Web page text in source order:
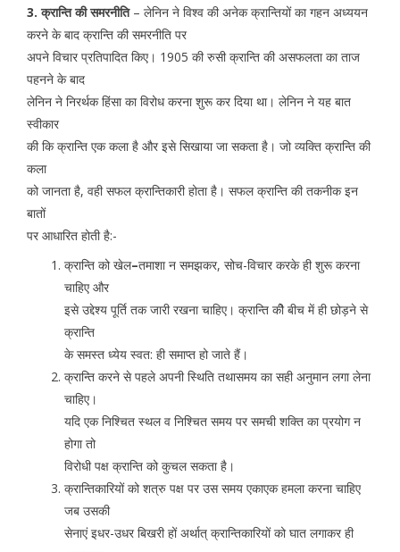
3. क्रान्ति की समरनीति– लेनिन ने विश्व की अनेक क्रान्तियों का गहन अध्ययन
करने के बाद क्रान्ति की समरनीति पर
अपने विचार प्रतिपादित किए। 1905 की रुसी क्रान्ति की असफलता का ताज
पहनने के बाद
लेनिन ने निरर्थक हिंसा का विरोध करना शुरू कर दिया था। लेनिन ने यह बात
स्वीकार
की कि क्रान्ति एक कला है और इसे सिखाया जा सकता है। जो व्यक्ति क्रान्ति की
कला
को जानता है, वही सफल क्रान्तिकारी होता है। सफल क्रान्ति की तकनीक इन
बातों
पर आधारित होती है:-
क्रान्ति को खेल–तमाशा न समझकर, सोच-विचार करके ही शुरू करना
चाहिए और
इसे उद्देश्य पूर्ति तक जारी रखना चाहिए। क्रान्ति कीे बीच में ही छोड़ने से
क्रान्ति
के समस्त ध्येय स्वत: ही समाप्त हो जाते हैं।
क्रान्ति करने से पहले अपनी स्थिति तथासमय का सही अनुमान लगा लेना
चाहिए।
यदि एक निश्चित स्थल व निश्चित समय पर समची शक्ति का प्रयोग न
होगा तो
विरोधी पक्ष क्रान्ति को कुचल सकता है।
क्रान्तिकारियों को शत्रु पक्ष पर उस समय एकाएक हमला करना चाहिए
जब उसकी
सेनाएं इधर-उधर बिखरी हों अर्थात् क्रान्तिकारियों को घात लगाकर ही